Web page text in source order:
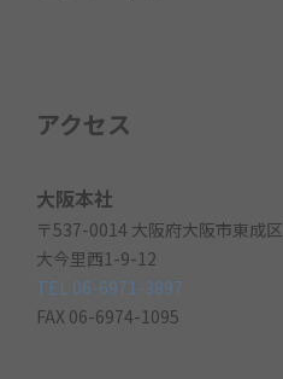
アクセス
大阪本社
〒537-0014 大阪府大阪市東成区
大今里西1-9-12
TEL 06-6971-3897
FAX 06-6974-1095